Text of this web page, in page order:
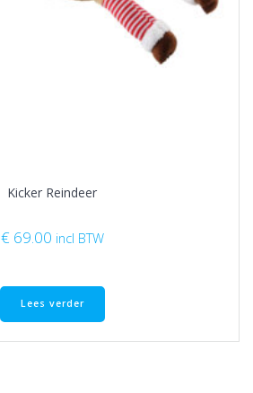
Kicker Reindeer
€ 69.00 incl BTW
Lees verder